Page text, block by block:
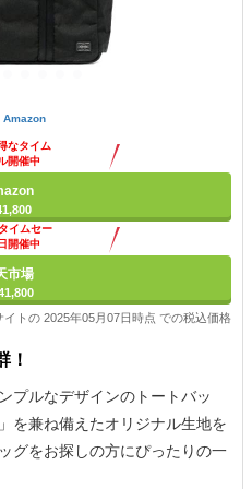
Amazon
なタイム
開催中
イムセー
開催中
市場
トの 2025年05月07日時点 での税込価格
！
プルなデザインのトートバッ
を兼ね備えたオリジナル生地を
グをお探しの方にぴったりの一